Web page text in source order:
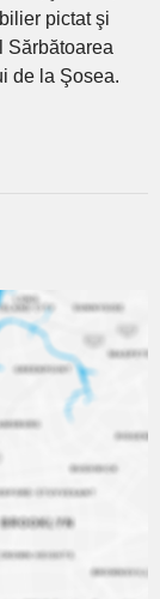
pictat şi
Sărbătoarea
de la Şosea.